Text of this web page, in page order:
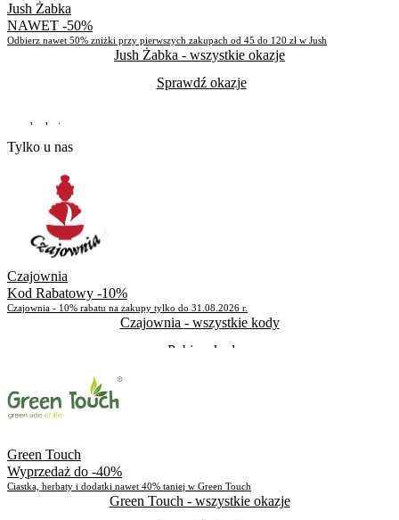
Jush Żabka
NAWET -50%
Odbierz nawet 50% zniżki przy pierwszych zakupach od 45 do 120 zł w Jush
Jush Żabka - wszystkie okazje
Sprawdź okazje
Do odwołania
Tylko u nas
Czajownia
Kod Rabatowy -10%
Czajownia - 10% rabatu na zakupy tylko do 31.08.2026 r.
Czajownia - wszystkie kody
Pobierz kod
Pozostało 23 dni
Green Touch
Wyprzedaż do -40%
Ciastka, herbaty i dodatki nawet 40% taniej w Green Touch
Green Touch - wszystkie okazje